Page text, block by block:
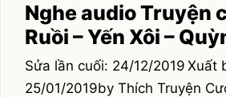
Nghe audio Truyện
Ruồi – Yến Xôi –
24/12/2019
25/01/2019by Thích Truyện